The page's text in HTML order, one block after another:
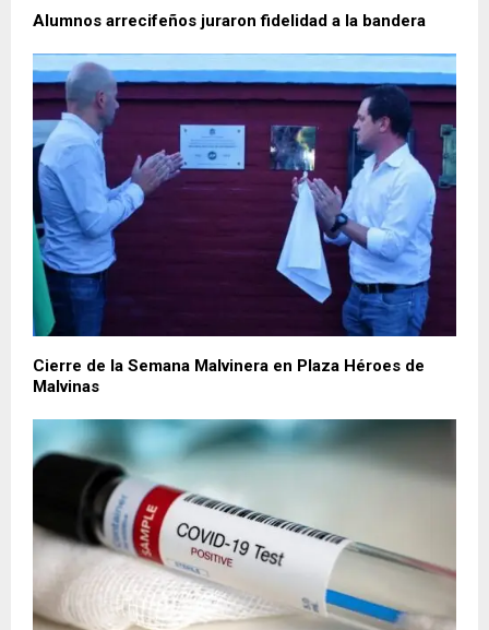
Alumnos arrecifeños juraron fidelidad a la bandera
Cierre de la Semana Malvinera en Plaza Héroes de
Malvinas